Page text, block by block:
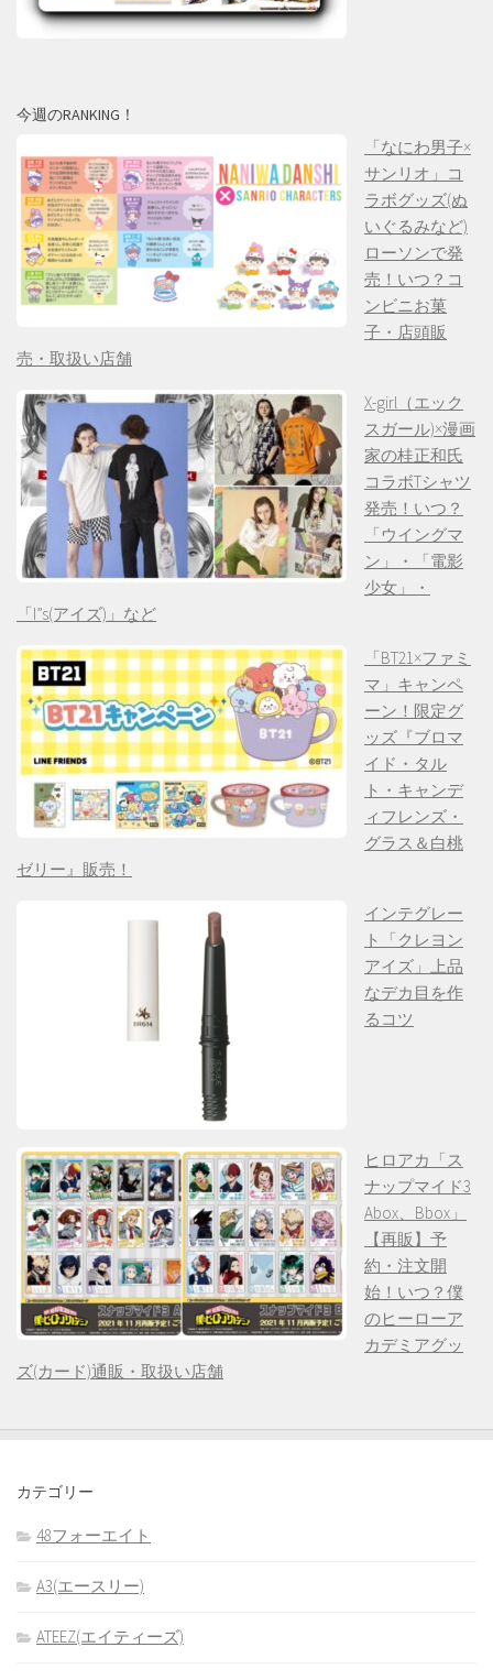
今週のRANKING！
「なにわ男子×
サンリオ」コ
ラボグッズ(ぬ
いぐるみなど)
ローソンで発
売！いつ？コ
ンビニお菓
子・店頭販
売・取扱い店舗
X-girl（エック
スガール)×漫画
家の桂正和氏
コラボTシャツ
発売！いつ？
「ウイングマ
ン」・「電影
少女」・
「I”s(アイズ)」など
「BT21×ファミ
マ」キャンペ
ーン！限定グ
ッズ『ブロマ
イド・タル
ト・キャンデ
ィフレンズ・
グラス＆白桃
ゼリー』販売！
インテグレー
ト「クレヨン
アイズ」上品
なデカ目を作
るコツ
ヒロアカ「ス
ナップマイド3
Abox、Bbox」
【再販】予
約・注文開
始！いつ？僕
のヒーローア
カデミアグッ
ズ(カード)通販・取扱い店舗
カテゴリー
48フォーエイト
A3(エースリー)
ATEEZ(エイティーズ)